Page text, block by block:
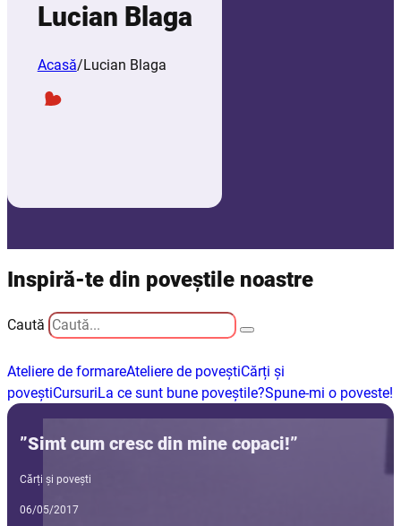
Lucian Blaga
Acasă/Lucian Blaga
Inspiră-te din poveștile noastre
Caută
Ateliere de formareAteliere de poveștiCărți și
poveștiCursuriLa ce sunt bune poveștile?Spune-mi o poveste!
”Simt cum cresc din mine copaci!”
Cărți și povești
06/05/2017